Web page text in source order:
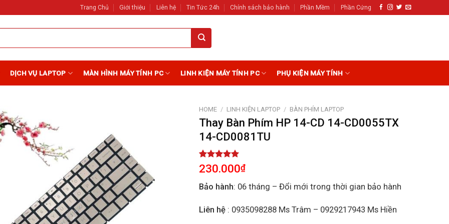
Trang Chủ Giới thiệu Liên hệ Tin Tức 24h Chính sách bảo hành Phần Mềm Phần Cứng
DỊCH VỤ LAPTOP MÀN HÌNH MÁY TÍNH PC LINH KIỆN MÁY TÍNH PC PHỤ KIỆN MÁY TÍNH
HOME / LINH KIỆN LAPTOP / BÀN PHÍM LAPTOP
Thay Bàn Phím HP 14-CD 14-CD0055TX
14-CD0081TU
Rated 5.00
out of 5
based on
2
customer
230.000₫
Bảo hành: 06 tháng – Đổi mới trong thời gian bảo hành
Liên hệ : 0935098288 Ms Trâm – 0929217943 Ms Hiền